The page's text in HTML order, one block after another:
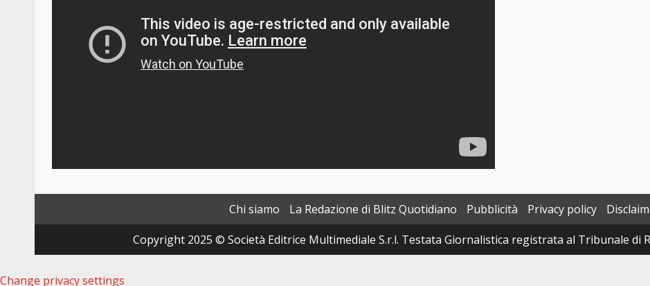
Chi siamo La Redazione di Blitz Quotidiano Pubblicità Privacy policy
Copyright 2025 © Società Editrice Multimediale S.r.l. Testata Giornalistica registrata al Tribunale di
Change privacy settings